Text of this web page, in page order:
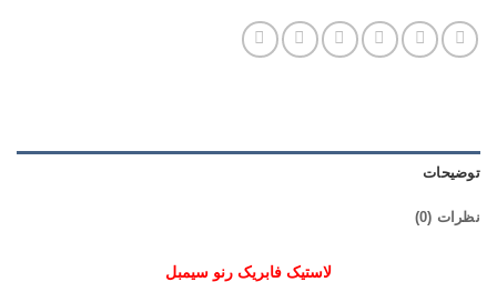
توضیحات
نظرات (0)
لاستیک فابریک رنو سیمبل